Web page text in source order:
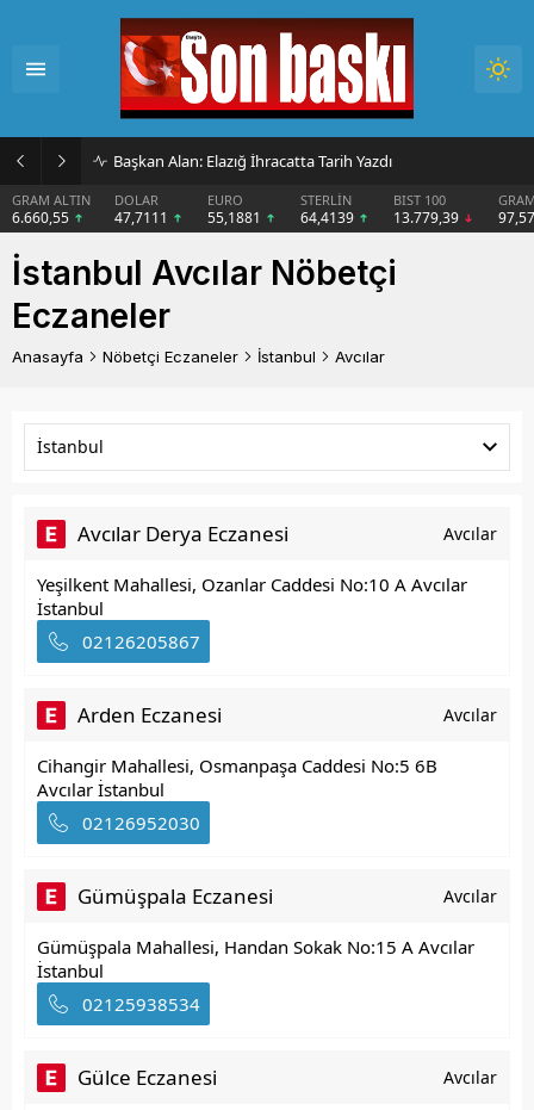
Başkan Alan: Elazığ İhracatta Tarih Yazdı
GRAM ALTIN
6.660,55
DOLAR
47,7111
EURO
55,1881
STERLİN
64,4139
BIST 100
13.779,39
İstanbul Avcılar Nöbetçi
Eczaneler
Anasayfa Nöbetçi Eczaneler İstanbul Avcılar
İstanbul
Avcılar Derya Eczanesi Avcılar
Yeşilkent Mahallesi, Ozanlar Caddesi No:10 A Avcılar
İstanbul
02126205867
Arden Eczanesi Avcılar
Cihangir Mahallesi, Osmanpaşa Caddesi No:5 6B
Avcılar İstanbul
02126952030
Gümüşpala Eczanesi Avcılar
Gümüşpala Mahallesi, Handan Sokak No:15 A Avcılar
İstanbul
02125938534
Gülce Eczanesi Avcılar